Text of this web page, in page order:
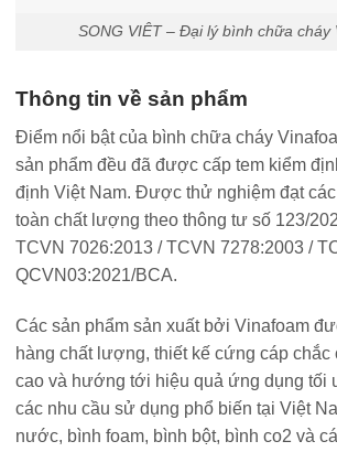
SONG VIÊT – Đại lý bình chữa cháy
Thông tin về sản phẩm
Điểm nổi bật của bình chữa cháy
sản phẩm đều đã được cấp tem kiểm
định Việt Nam. Được thử nghiệm đạt
toàn chất lượng theo thông tư số 123/
TCVN 7026:2013 / TCVN 7278:2003 /
QCVN03:2021/BCA.
Các sản phẩm sản xuất bởi Vinafoam
hàng chất lượng, thiết kế cứng cáp chắc
cao và hướng tới hiệu quả ứng dụng tối
các nhu cầu sử dụng phổ biến tại Việt
nước, bình foam, bình bột, bình co2 và